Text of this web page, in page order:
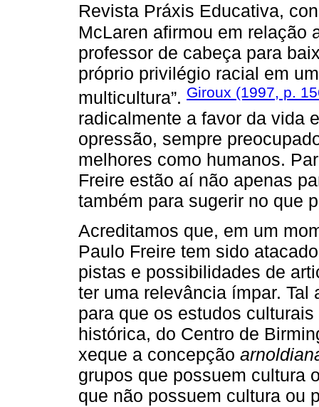
Revista Práxis Educativa,
McLaren afirmou em relação
professor de cabeça para
próprio privilégio racial em
multicultura”. Giroux (1997, p.
radicalmente a favor da vida
opressão, sempre
melhores como humanos.
Freire estão aí não apenas
também para sugerir no que
Acreditamos que, em um
Paulo Freire tem sido
pistas e possibilidades de
ter uma relevância ímpar.
para que os estudos
histórica, do Centro de
xeque a concepção
grupos que possuem cultura
que não possuem cultura ou